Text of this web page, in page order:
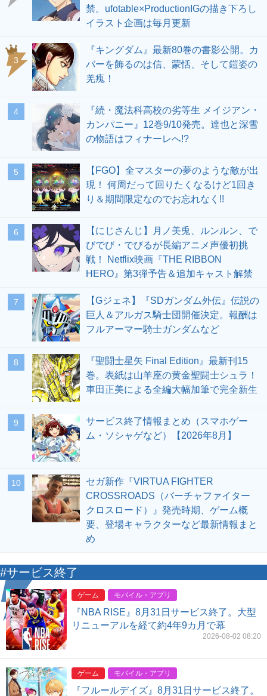
禁。ufotable×ProductionIGの描き下ろし
イラスト企画は毎月更新
3
『キングダム』最新80巻の書影公開。カ
バーを飾るのは信、蒙恬、そして鎧姿の
羌瘣！
4
『続・魔法科高校の劣等生 メイジアン・
カンパニー』12巻9/10発売。達也と深雪
の物語はフィナーレへ!?
5
【FGO】全マスターの夢のような敵が出
現！ 何周だって回りたくなるけど1回き
り＆期間限定なのでお忘れなく!!
6
【にじさんじ】月ノ美兎、ルンルン、で
びでび・でびるが長編アニメ声優初挑
戦！ Netflix映画『THE RIBBON
HERO』第3弾予告＆追加キャスト解禁
7
【Gジェネ】『SDガンダム外伝』伝説の
巨人＆アルガス騎士団開催決定。報酬は
フルアーマー騎士ガンダムなど
8
『聖闘士星矢 Final Edition』最新刊15
巻。表紙は山羊座の黄金聖闘士シュラ！
車田正美による全編大幅加筆で完全新生
9
サービス終了情報まとめ（スマホゲー
ム・ソシャゲなど）【2026年8月】
10
セガ新作『VIRTUA FIGHTER
CROSSROADS（バーチャファイター
クロスロード）』発売時期、ゲーム概
要、登場キャラクターなど最新情報まと
め
#サービス終了
ゲーム モバイル・アプリ
『NBA RISE』8月31日サービス終了。大型
リニューアルを経て約4年9カ月で幕
2026-08-02 08:20
ゲーム モバイル・アプリ
『フルールデイズ』8月31日サービス終了。